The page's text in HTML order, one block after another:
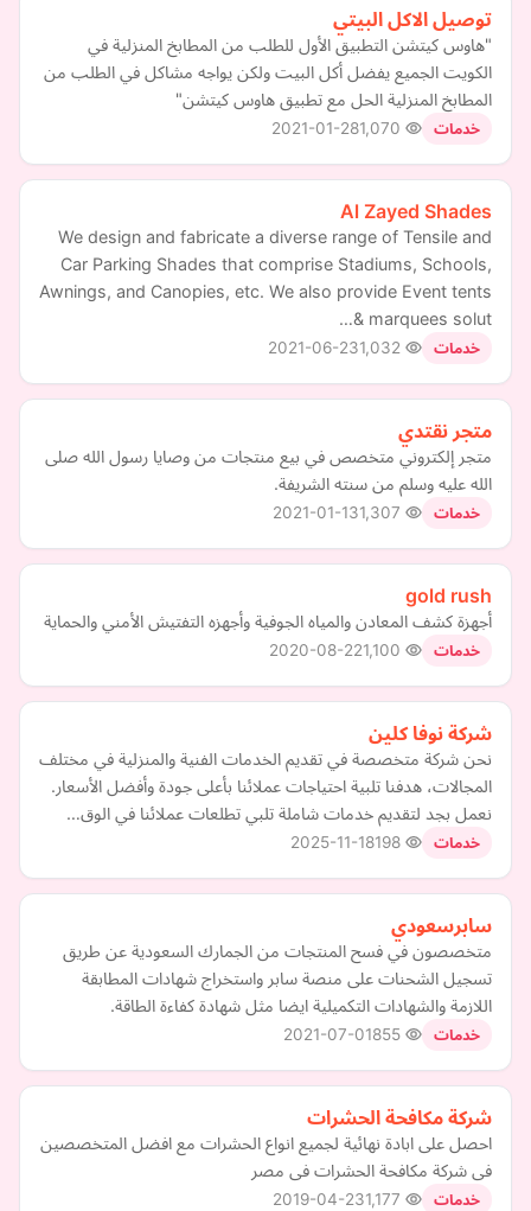
توصيل الاكل البيتي
"هاوس كيتشن التطبيق الأول للطلب من المطابخ المنزلية في
الكويت الجميع يفضل أكل البيت ولكن يواجه مشاكل في الطلب من
المطابخ المنزلية الحل مع تطبيق هاوس كيتشن"
خدمات 2021-01-28
Al Zayed Shades
We design and fabricate a diverse range of Tensile and
Car Parking Shades that comprise Stadiums, Schools,
Awnings, and Canopies, etc. We also provide Event tents
& marquees solut…
خدمات 2021-06-23
متجر نقتدي
متجر إلكتروني متخصص في بيع منتجات من وصايا رسول الله صلى
الله عليه وسلم من سنته الشريفة.
خدمات 2021-01-13
gold rush
أجهزة كشف المعادن والمياه الجوفية وأجهزه التفتيش الأمني والحماية
خدمات 2020-08-22
شركة نوفا كلين
نحن شركة متخصصة في تقديم الخدمات الفنية والمنزلية في مختلف
المجالات، هدفنا تلبية احتياجات عملائنا بأعلى جودة وأفضل الأسعار.
نعمل بجد لتقديم خدمات شاملة تلبي تطلعات عملائنا في الوق…
خدمات 2025-11-18
سابرسعودي
متخصصون في فسح المنتجات من الجمارك السعودية عن طريق
تسجيل الشحنات على منصة سابر واستخراج شهادات المطابقة
اللازمة والشهادات التكميلية ايضا مثل شهادة كفاءة الطاقة.
خدمات 2021-07-01
شركة مكافحة الحشرات
احصل على ابادة نهائية لجميع انواع الحشرات مع افضل المتخصصين
فى شركة مكافحة الحشرات فى مصر
خدمات 2019-04-23